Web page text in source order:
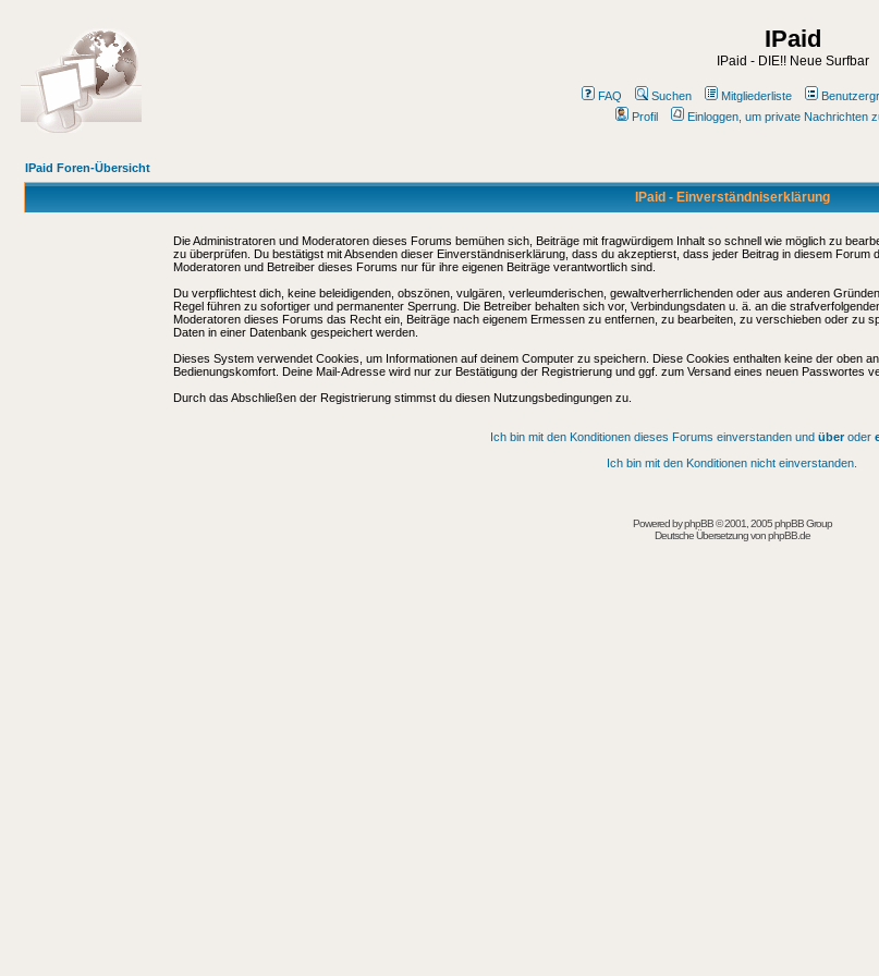
IPaid
IPaid - DIE!! Neue Surfbar
FAQ Suchen Mitgliederliste
Profil
Einloggen, um private Nachrichten
IPaid Foren-Übersicht
IPaid - Einverständniserklärung
Die Administratoren und Moderatoren dieses Forums bemühen sich, Beiträge mit fragwürdigem Inhalt so schnell wie möglich zu
zu überprüfen. Du bestätigst mit Absenden dieser Einverständniserklärung, dass du akzeptierst, dass jeder Beitrag in diesem Forum
Moderatoren und Betreiber dieses Forums nur für ihre eigenen Beiträge verantwortlich sind.
Du verpflichtest dich, keine beleidigenden, obszönen, vulgären, verleumderischen, gewaltverherrlichenden oder aus anderen
Regel führen zu sofortiger und permanenter Sperrung. Die Betreiber behalten sich vor, Verbindungsdaten u. ä. an die
Moderatoren dieses Forums das Recht ein, Beiträge nach eigenem Ermessen zu entfernen, zu bearbeiten, zu verschieben oder zu
Daten in einer Datenbank gespeichert werden.
Dieses System verwendet Cookies, um Informationen auf deinem Computer zu speichern. Diese Cookies enthalten keine der oben
Bedienungskomfort. Deine Mail-Adresse wird nur zur Bestätigung der Registrierung und ggf. zum Versand eines neuen Passwortes
Durch das Abschließen der Registrierung stimmst du diesen Nutzungsbedingungen zu.
Ich bin mit den Konditionen dieses Forums einverstanden und überoder
Ich bin mit den Konditionen nicht einverstanden.
Powered byphpBB© 2001, 2005 phpBB Group
Deutsche Übersetzung vonphpBB.de